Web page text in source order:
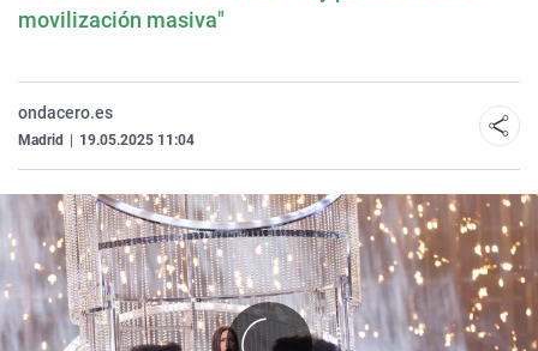
movilización masiva"
ondacero.es
Madrid 19.05.2025 11:04